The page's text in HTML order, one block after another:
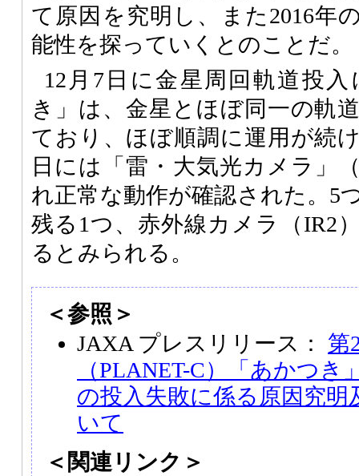
て原因を究明し、また2016年
能性を探っていくとのことだ。
12月7日に金星周回軌道投
き」は、金星とほぼ同一の軌
ており、ほぼ順調に運用が続
日には「雷・大気光カメラ」
れ正常な動作が確認された。5
残る1つ、赤外線カメラ（IR2
るとみられる。
＜参照＞
JAXA プレスリリース： 第
（PLANET-C）「あかつ
の投入失敗に係る原因究明
いて
＜関連リンク＞